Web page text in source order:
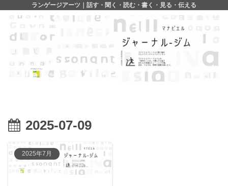
ランゲージアーツ｜話す・聞く・読む・書く・見る・伝える
2025-07-09
2025年7月